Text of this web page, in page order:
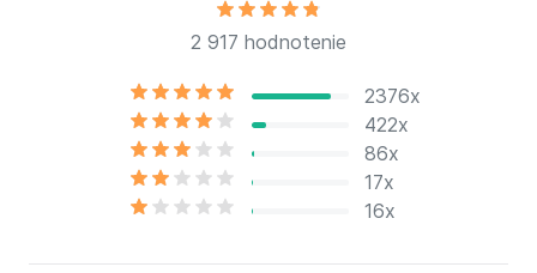
2 917 hodnotenie
2376x
422x
86x
17x
16x